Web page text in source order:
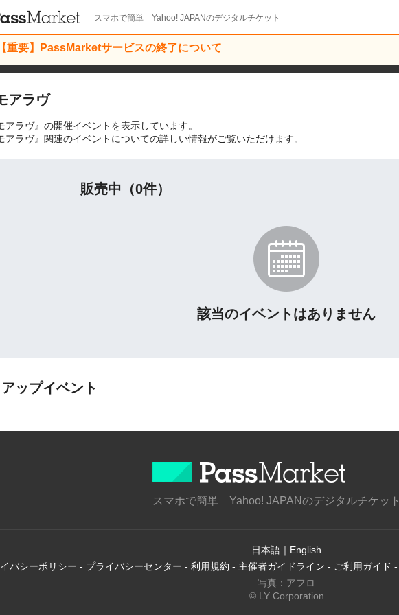
スマホで簡単 Yahoo! JAPANのデジタルチケット
【重要】PassMarketサービスの終了について
アラヴ
アラヴ』の開催イベントを表示しています。
アラヴ』関連のイベントについての詳しい情報がご覧いただけます。
販売中（0件）
該当のイベントはありません
ップイベント
スマホで簡単 Yahoo! JAPANのデジタルチケット
日本語 ｜ English
バシーポリシー - プライバシーセンター - 利用規約 - 主催者ガイドライン - ご利用ガイド -
写真：アフロ
© LY Corporation